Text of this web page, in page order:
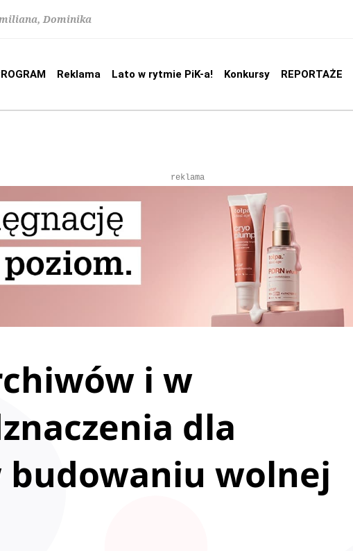
Dominika
Reklama Lato w rytmie PiK-a! Konkursy REPORTAŻE
reklama
i w
dla
budowaniu wolnej